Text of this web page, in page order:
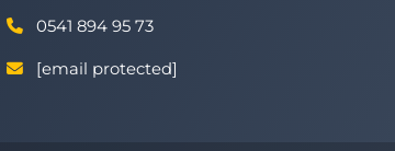
0541 894 95 73
[email protected]